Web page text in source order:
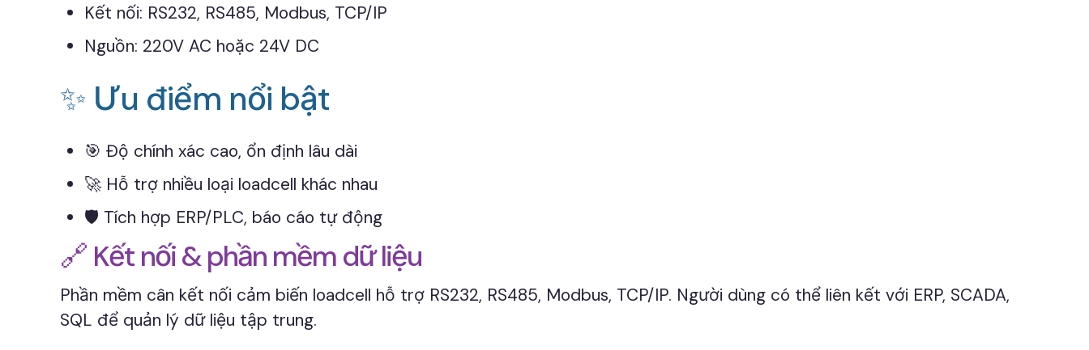
Kết nối: RS232, RS485, Modbus, TCP/IP
Nguồn: 220V AC hoặc 24V DC
✨ Ưu điểm nổi bật
🎯 Độ chính xác cao, ổn định lâu dài
🚀 Hỗ trợ nhiều loại loadcell khác nhau
🛡️ Tích hợp ERP/PLC, báo cáo tự động
🔗 Kết nối & phần mềm dữ liệu
Phần mềm cân kết nối cảm biến loadcell hỗ trợ RS232, RS485, Modbus, TCP/IP. Người dùng có thể liên kết với ERP, SCADA,
SQL để quản lý dữ liệu tập trung.